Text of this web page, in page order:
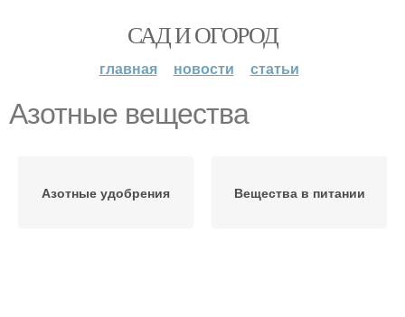
САД И ОГОРОД
главная новости статьи
Азотные вещества
Азотные удобрения Вещества в питании